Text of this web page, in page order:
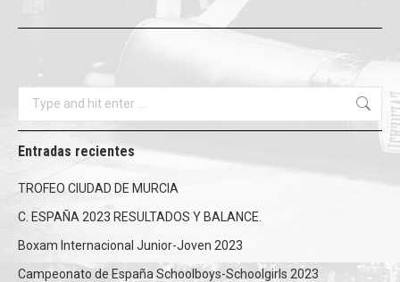
Search:
Entradas recientes
TROFEO CIUDAD DE MURCIA
C. ESPAÑA 2023 RESULTADOS Y BALANCE.
Boxam Internacional Junior-Joven 2023
Campeonato de España Schoolboys-Schoolgirls 2023